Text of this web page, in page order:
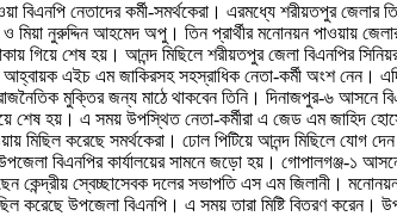
বিএনপি নেতাদের কর্মী-সমর্থকেরা। এরমধ্যে শরীয়তপুর
নুরুদ্দিন আহমেদ অপু। তিন প্রার্থীর মনোনয়ন পাওয়ায়
গিয়ে শেষ হয়। আনন্দ মিছিলে শরীয়তপুর জেলা বিএনপির
এইচ এম জাকিরসহ সহস্রাধিক নেতা-কর্মী অংশ নেন।
মুক্তির জন্য মাঠে থাকবেন তিনি। দিনাজপুর-৬ আসনে
শেষ হয়। এ সময় উপস্থিত নেতা-কর্মীরা এ জেড এম জাহিদ
করেছে সমর্থকেরা। ঢোল পিটিয়ে আনন্দ মিছিলে যোগ
বিএনপির কার্যালয়ের সামনে জড়ো হয়। গোপালগঞ্জ-১
স্বেচ্ছাসেবক দলের সভাপতি এস এম জিলানী।
করেছে উপজেলা বিএনপি। এ সময় তারা মিষ্টি বিতরণ করেন।